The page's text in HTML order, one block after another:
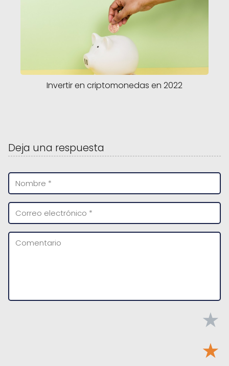
Invertir en criptomonedas en 2022
Deja una respuesta
★
★